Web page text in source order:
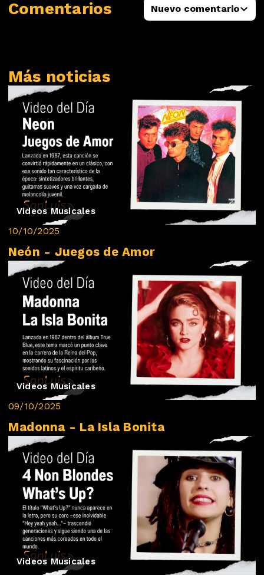
Comentarios Nuevo comentario
Más noticias
Videos Musicales
10/10/2025
Neón - Juegos de Amor
Videos Musicales
09/10/2025
Madonna - La Isla Bonita
Videos Musicales